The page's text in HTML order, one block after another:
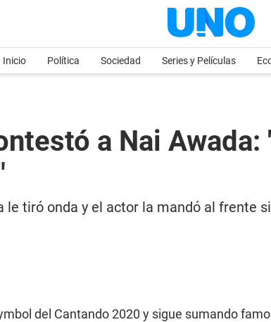
Inicio Política Sociedad Series y Películas
a Nai
le tiró onda y el actor la mandó al frente
del Cantando 2020 y sigue sumando